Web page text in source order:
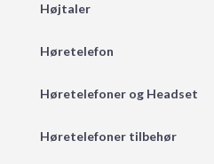
Højtaler
Høretelefon
Høretelefoner og Headset
Høretelefoner tilbehør